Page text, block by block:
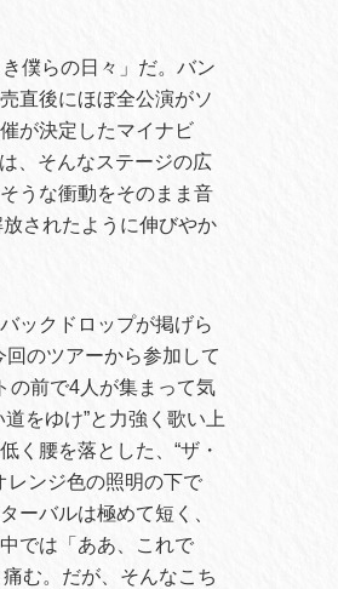
僕らの日々」だ。バン
直後にほぼ全公演がソ
が決定したマイナビ
、そんなステージの広
うな衝動をそのまま音
されたように伸びやか
ックドロップが掲げら
のツアーから参加して
の前で4人が集まって気
をゆけ”と力強く歌い上
く腰を落とした、“ザ・
レンジ色の照明の下で
ーバルは極めて短く、
では「ああ、これで
む。だが、そんなこち